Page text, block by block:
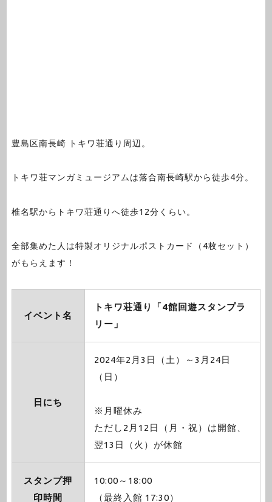
豊島区南長崎 トキワ荘通り周辺。
トキワ荘マンガミュージアムは落合南長崎駅から徒歩4分。
椎名駅からトキワ荘通りへ徒歩12分くらい。
全部集めた人は特製オリジナルポストカード（4枚セット）
がもらえます！
イベント名
トキワ荘通り「4館回遊スタンプラ
リー」
日にち
2024年2月3日（土）～3月24日
（日）
※月曜休み
ただし2月12日（月・祝）は開館、
翌13日（火）が休館
スタンプ押
印時間
10:00～18:00
（最終入館 17:30）